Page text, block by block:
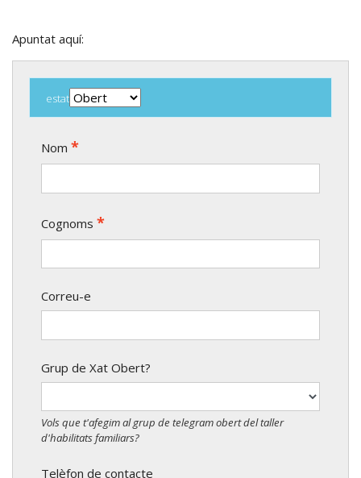
Apuntat aquí:
estat
Nom *
Cognoms *
Correu-e
Grup de Xat Obert?
Vols que t'afegim al grup de telegram obert del taller
d'habilitats familiars?
Telèfon de contacte